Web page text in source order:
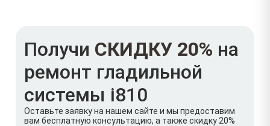
Получи СКИДКУ 20% на
ремонт гладильной
системы i810
Оставьте заявку на нашем сайте и мы предоставим
вам бесплатную консультацию, а также скидку 20%